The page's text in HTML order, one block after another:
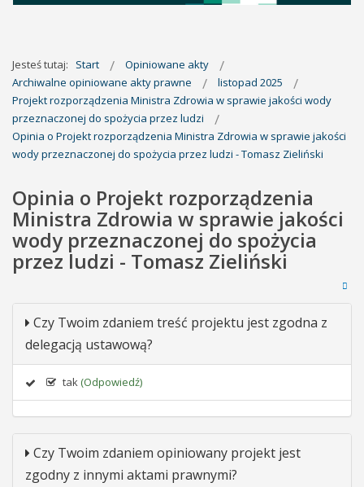
Jesteś tutaj: Start
Opiniowane akty
Archiwalne opiniowane akty prawne
listopad 2025
Projekt rozporządzenia Ministra Zdrowia w sprawie jakości wody
przeznaczonej do spożycia przez ludzi
Opinia o Projekt rozporządzenia Ministra Zdrowia w sprawie jakości
wody przeznaczonej do spożycia przez ludzi - Tomasz Zieliński
Opinia o Projekt rozporządzenia
Ministra Zdrowia w sprawie jakości
wody przeznaczonej do spożycia
przez ludzi - Tomasz Zieliński
Czy Twoim zdaniem treść projektu jest zgodna z
delegacją ustawową?
tak (Odpowiedź)
Czy Twoim zdaniem opiniowany projekt jest
zgodny z innymi aktami prawnymi?